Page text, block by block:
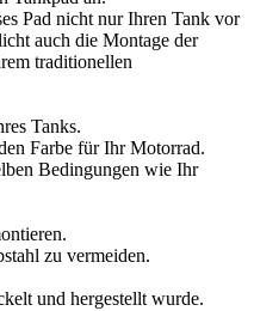
Pad nicht nur Ihren Tank vor
auch die Montage der
traditionellen
Tanks.
Farbe für Ihr Motorrad.
Bedingungen wie Ihr
zu vermeiden.
und hergestellt wurde.